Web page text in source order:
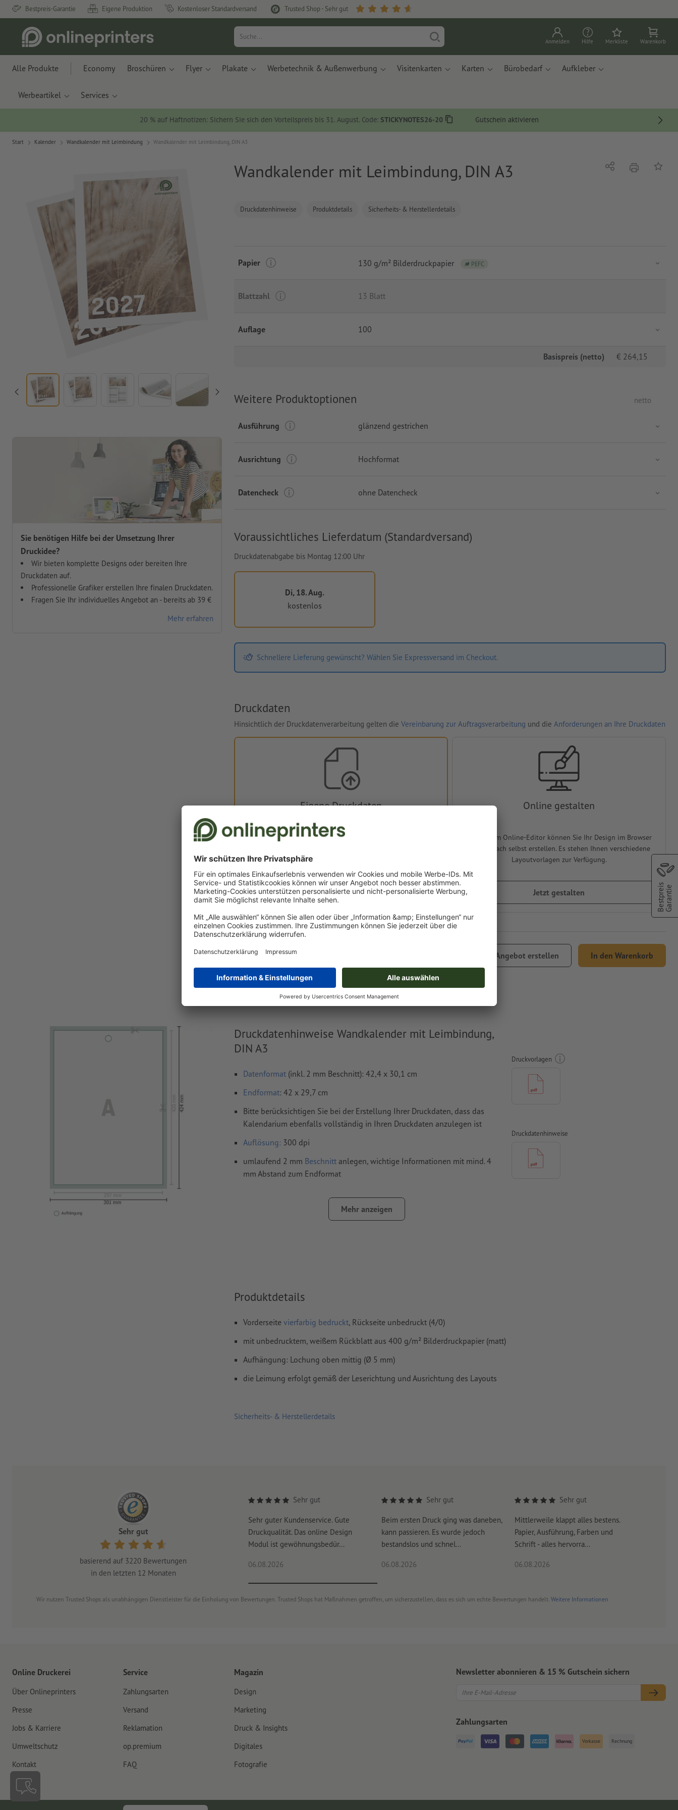
Bestpreis-Garantie Eigene Produktion Kostenloser Standardversand Trusted Shop - Sehr gut
Anmelden Hilfe Merkliste Warenkorb
Alle Produkte Economy Broschüren Flyer Plakate Werbetechnik & Außenwerbung Visitenkarten Karten Bürobedarf Aufkleber
Werbeartikel Services
20 % auf Haftnotizen: Sichern Sie sich den Vorteilspreis bis 31. August. Code: STICKYNOTES26-20 Gutschein aktivieren
Start Kalender Wandkalender mit Leimbindung Wandkalender mit Leimbindung, DIN A3
Wandkalender mit Leimbindung, DIN A3
Sie benötigen Hilfe bei der Umsetzung Ihrer
Druckidee?
Wir bieten komplette Designs oder bereiten Ihre
Druckdaten auf.
Professionelle Grafiker erstellen Ihre finalen Druckdaten.
Fragen Sie Ihr individuelles Angebot an - bereits ab 39 €
Mehr erfahren
Druckdatenhinweise Produktdetails Sicherheits- & Herstellerdetails
Teilen DruckenAuf
Papier 130 g/m² Bilderdruckpapier PEFC
Blattzahl 13 Blatt
Auflage 100
Basispreis (netto) € 264,15
Weitere Produktoptionen netto
Ausführung glänzend gestrichen
Ausrichtung Hochformat
Datencheck ohne Datencheck
Voraussichtliches Lieferdatum (Standardversand)
Druckdatenabgabe bis Montag 12:00 Uhr
Di, 18. Aug.
kostenlos
Schnellere Lieferung gewünscht? Wählen Sie Expressversand im Checkout.
Druckdaten
Hinsichtlich der Druckdatenverarbeitung gelten die Vereinbarung zur Auftragsverarbeitung und die Anforderungen an Ihre Druckdaten
Eigene Druckdaten
Sie können Ihre Druckdaten vor oder nach dem Kauf
Jetzt hochladen
Online gestalten
In unserem Online-Editor können Sie Ihr Design im Browser
ganz einfach selbst erstellen. Es stehen Ihnen verschiedene
Layoutvorlagen zur Verfügung.
Jetzt gestalten
netto Inkl.19% MwSt.&Versand
Angebot erstellen In den Warenkorb
Lieferung ca.:
Gewicht: ca.26,07 kg
Druckdatenhinweise Wandkalender mit Leimbindung,
DIN A3
Datenformat (inkl. 2 mm Beschnitt): 42,4 x 30,1 cm
Endformat: 42 x 29,7 cm
Bitte berücksichtigen Sie bei der Erstellung Ihrer Druckdaten, dass das
Kalendarium ebenfalls vollständig in Ihren Druckdaten anzulegen ist
Auflösung: 300 dpi
umlaufend 2 mm Beschnitt anlegen, wichtige Informationen mit mind. 4
mm Abstand zum Endformat
CMYK, FOGRA51 (PSO Coated v3) für gestrichene Papiere,
Kommentarewerden gelöscht und nicht gedruckt
Wie lege ich Druckdaten richtig an?
Mehr anzeigen
Druckvorlagen
Druckdatenhinweise
Produktdetails
Vorderseite vierfarbig bedruckt, Rückseite unbedruckt (4/0)
mit unbedrucktem, weißem Rückblatt aus 400 g/m² Bilderdruckpapier (matt)
Aufhängung: Lochung oben mittig (Ø 5 mm)
die Leimung erfolgt gemäß der Leserichtung und Ausrichtung des Layouts
Sicherheits- & Herstellerdetails
Sehr gut
basierend auf 3220 Bewertungen
in den letzten 12 Monaten
Sehr gut
Sehr guter Kundenservice. Gute
Druckqualität. Das online Design
Modul ist gewöhnungsbedür...
06.08.2026
Sehr gut
Beim ersten Druck ging was daneben,
kann passieren. Es wurde jedoch
bestandslos und schnel...
06.08.2026
Sehr gut
Mittlerweile klappt alles bestens.
Papier, Ausführung, Farben und
Schrift - alles hervorra...
06.08.2026
Wir nutzen Trusted Shops als unabhängigen Dienstleister für die Einholung von Bewertungen. Trusted Shops hat Maßnahmen getroffen, um sicherzustellen, dass es sich um echte Bewertungen handelt. Weitere Informationen
BestpreisGarantie
Online Druckerei
Über Onlineprinters
Presse
Jobs & Karriere
Umweltschutz
Kontakt
Service
Zahlungsarten
Versand
Reklamation
op.premium
FAQ
Magazin
Design
Marketing
Druck & Insights
Digitales
Fotografie
Newsletter abonnieren & 15 % Gutschein sichern
Zahlungsarten
Vorkasse Rechnung